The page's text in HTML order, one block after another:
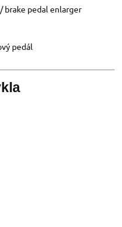
brake pedal enlarger
pedál